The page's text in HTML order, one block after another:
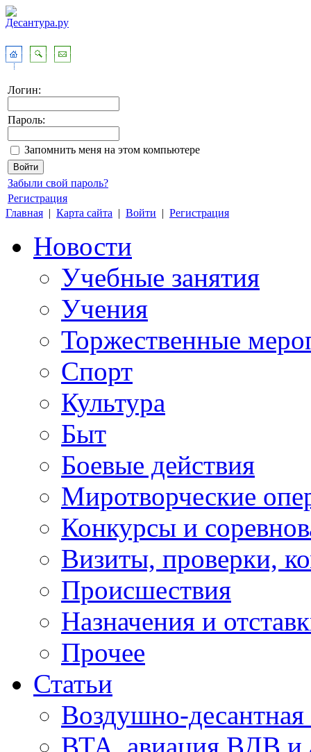
Логин:
Пароль:
Запомнить меня на этом компьютере
Забыли свой пароль?
Регистрация
Главная | Карта сайта | Войти | Регистрация
Новости
Учебные занятия
Учения
Торжественные
Спорт
Культура
Быт
Боевые действия
Миротворческие
Конкурсы и
Визиты, проверки,
Происшествия
Назначения и
Прочее
Статьи
Воздушно-десантная